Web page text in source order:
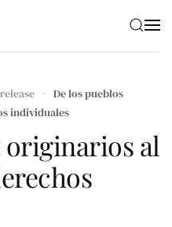
De los pueblos
individuales
originarios al